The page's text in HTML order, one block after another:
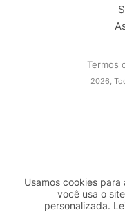
Termos
2026,
Usamos cookies
você usa o
personalizada.